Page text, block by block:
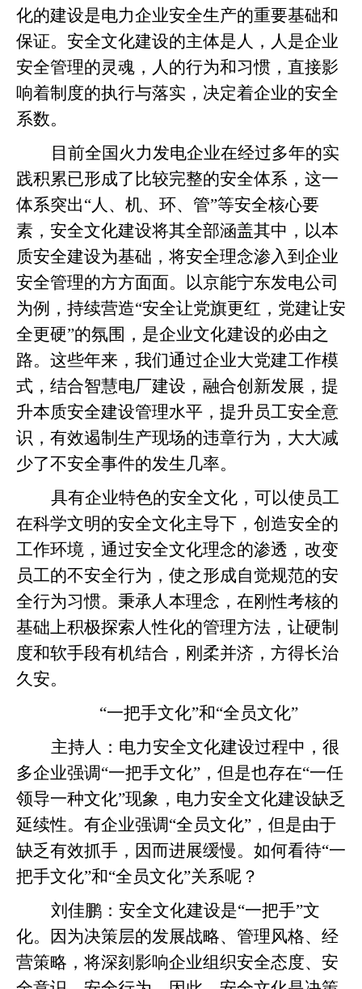
化的建设是电力企业安全生产的重要基础和
保证。安全文化建设的主体是人，人是企业
安全管理的灵魂，人的行为和习惯，直接影
响着制度的执行与落实，决定着企业的安全
系数。
目前全国火力发电企业在经过多年的实
践积累已形成了比较完整的安全体系，这一
体系突出“人、机、环、管”等安全核心要
素，安全文化建设将其全部涵盖其中，以本
质安全建设为基础，将安全理念渗入到企业
安全管理的方方面面。以京能宁东发电公司
为例，持续营造“安全让党旗更红，党建让安
全更硬”的氛围，是企业文化建设的必由之
路。这些年来，我们通过企业大党建工作模
式，结合智慧电厂建设，融合创新发展，提
升本质安全建设管理水平，提升员工安全意
识，有效遏制生产现场的违章行为，大大减
少了不安全事件的发生几率。
具有企业特色的安全文化，可以使员工
在科学文明的安全文化主导下，创造安全的
工作环境，通过安全文化理念的渗透，改变
员工的不安全行为，使之形成自觉规范的安
全行为习惯。秉承人本理念，在刚性考核的
基础上积极探索人性化的管理方法，让硬制
度和软手段有机结合，刚柔并济，方得长治
久安。
“一把手文化”和“全员文化”
主持人：电力安全文化建设过程中，很
多企业强调“一把手文化”，但是也存在“一任
领导一种文化”现象，电力安全文化建设缺乏
延续性。有企业强调“全员文化”，但是由于
缺乏有效抓手，因而进展缓慢。如何看待“一
把手文化”和“全员文化”关系呢？
刘佳鹏： 安全文化建设是“一把手”文
化。因为决策层的发展战略、管理风格、经
营策略，将深刻影响企业组织安全态度、安